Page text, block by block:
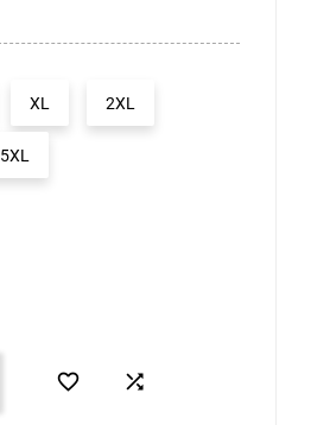
XL 2XL
5XL
 